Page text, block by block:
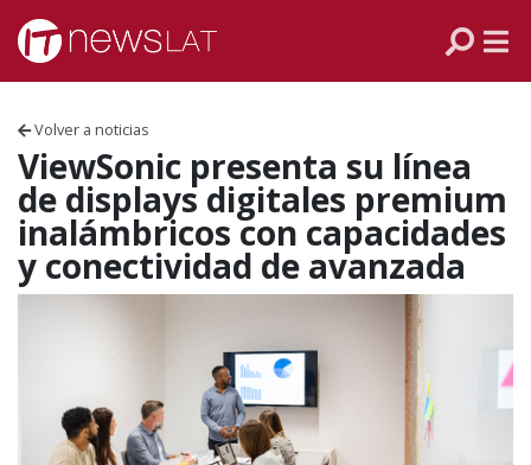
Skip to content
Volver a noticias
ViewSonic presenta su línea
de displays digitales premium
inalámbricos con capacidades
y conectividad de avanzada
VENEZUELA
ECUADOR
PERÚ
ARGENTINA
MÉXICO